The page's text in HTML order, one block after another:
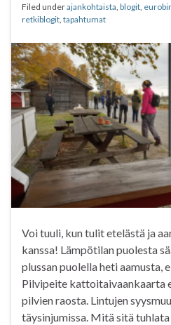
Filed underajankohtaista, blogit,
retkiblogit, tapahtumat
Voi tuuli, kun tulit etelästä ja
kanssa! Lämpötilan puolesta
plussan puolella heti aamusta,
Pilvipeite kattoitaivaankaarta
pilvien raosta. Lintujen
täysinjumissa. Mitä sitä